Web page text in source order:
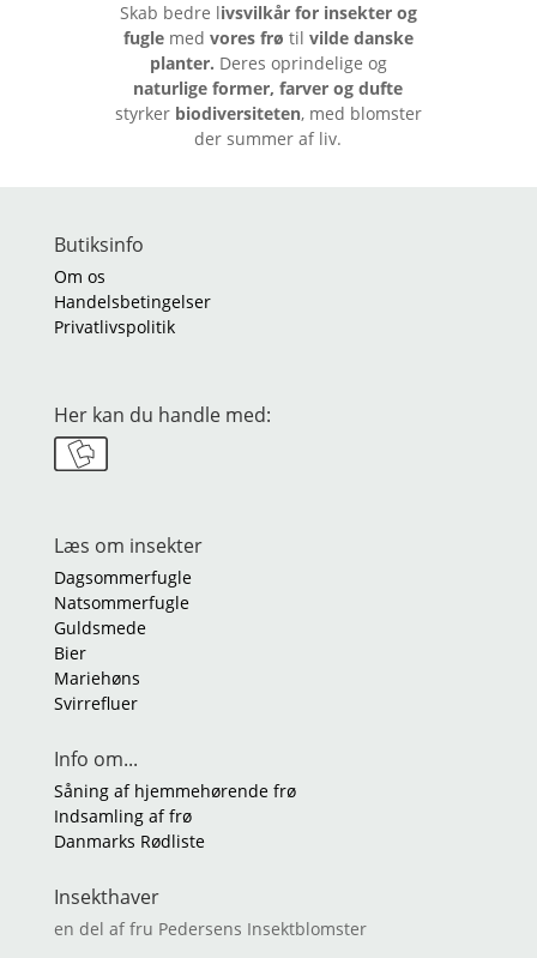
Skab bedre livsvilkår for insekter og
fuglemed vores frø til vilde danske
planter. Deres oprindelige og
naturlige former, farver og dufte
styrker biodiversiteten, med blomster
der summer af liv.
Butiksinfo
Om os
Handelsbetingelser
Privatlivspolitik
Her kan du handle med:
Læs om insekter
Dagsommerfugle
Natsommerfugle
Guldsmede
Bier
Mariehøns
Svirrefluer
Info om...
Såning af hjemmehørende frø
Indsamling af frø
Danmarks Rødliste
Insekthaver
en del af fru Pedersens Insektblomster